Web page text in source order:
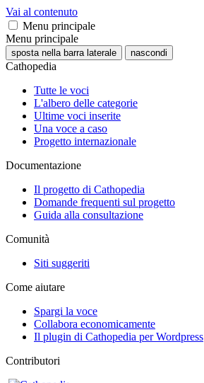
Vai al contenuto
Menu principale
Menu principale
sposta nella barra laterale nascondi
Cathopedia
Tutte le voci
L'albero delle categorie
Ultime voci inserite
Una voce a caso
Progetto internazionale
Documentazione
Il progetto di Cathopedia
Domande frequenti sul progetto
Guida alla consultazione
Comunità
Siti suggeriti
Come aiutare
Spargi la voce
Collabora economicamente
Il plugin di Cathopedia per Wordpress
Contributori